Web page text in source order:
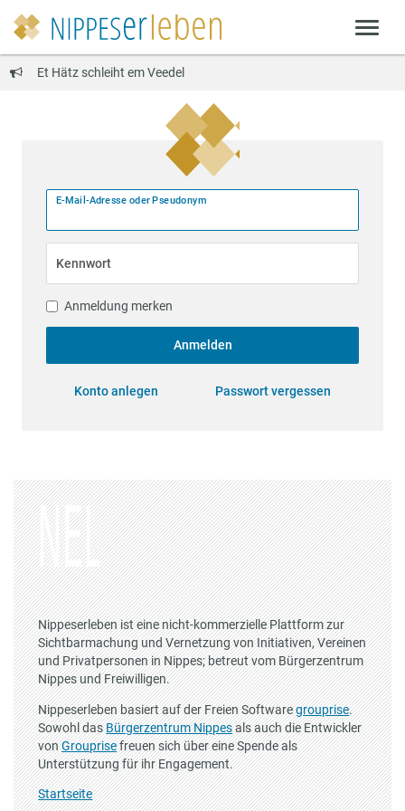
Et Hätz schleiht em Veedel
E-Mail-Adresse oder Pseudonym
Kennwort
Anmeldung merken
Anmelden
Konto anlegen Passwort vergessen
Nippeserleben ist eine nicht-kommerzielle Plattform zur
Sichtbarmachung und Vernetzung von Initiativen, Vereinen
und Privatpersonen in Nippes; betreut vom Bürgerzentrum
Nippes und Freiwilligen.
Nippeserleben basiert auf der Freien Softwaregrouprise.
Sowohl dasBürgerzentrum Nippesals auch die Entwickler
vonGrouprisefreuen sich über eine Spende als
Unterstützung für ihr Engagement.
Startseite